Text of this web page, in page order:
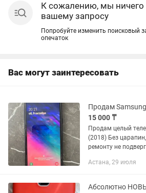
К сожалению, мы
вашему запросу
Попробуйте изменить поисковый
опечаток
Вас могут заинтересовать
15 000 ₸
Продам целый
(2018) Без
ремонту не подвергался Без
Астана, 29 июля